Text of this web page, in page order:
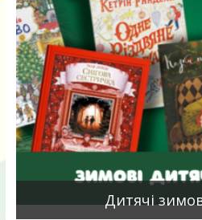
Дитячі